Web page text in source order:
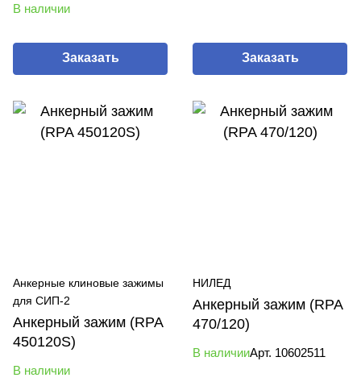
В наличии
Заказать Заказать
Анкерные клиновые зажимы
для СИП-2
Анкерный зажим (RPA
450120S)
В наличии
НИЛЕД
Анкерный зажим (RPA
470/120)
В наличииАрт. 10602511